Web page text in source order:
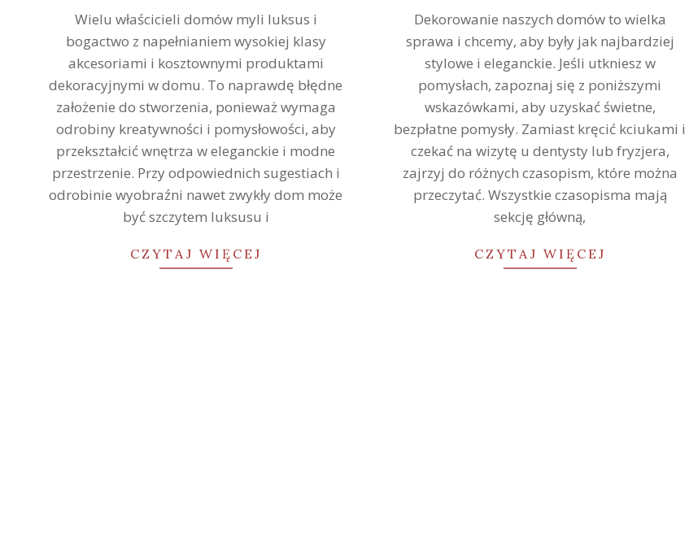
Wielu właścicieli domów myli luksus i
bogactwo z napełnianiem wysokiej klasy
akcesoriami i kosztownymi produktami
dekoracyjnymi w domu. To naprawdę błędne
założenie do stworzenia, ponieważ wymaga
odrobiny kreatywności i pomysłowości, aby
przekształcić wnętrza w eleganckie i modne
przestrzenie. Przy odpowiednich sugestiach i
odrobinie wyobraźni nawet zwykły dom może
być szczytem luksusu i
CZYTAJ WIĘCEJ
Dekorowanie naszych domów to wielka
sprawa i chcemy, aby były jak najbardziej
stylowe i eleganckie. Jeśli utkniesz w
pomysłach, zapoznaj się z poniższymi
wskazówkami, aby uzyskać świetne,
bezpłatne pomysły. Zamiast kręcić kciukami i
czekać na wizytę u dentysty lub fryzjera,
zajrzyj do różnych czasopism, które można
przeczytać. Wszystkie czasopisma mają
sekcję główną,
CZYTAJ WIĘCEJ